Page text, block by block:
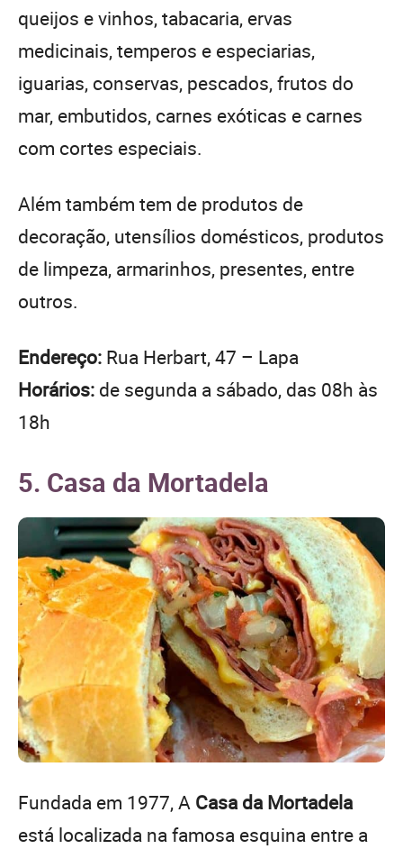
queijos e vinhos, tabacaria, ervas
medicinais, temperos e especiarias,
iguarias, conservas, pescados, frutos do
mar, embutidos, carnes exóticas e carnes
com cortes especiais.
Além também tem de produtos de
decoração, utensílios domésticos, produtos
de limpeza, armarinhos, presentes, entre
outros.
Endereço: Rua Herbart, 47 – Lapa
Horários: de segunda a sábado, das 08h às
18h
5. Casa da Mortadela
Fundada em 1977, A Casa da Mortadela
está localizada na famosa esquina entre a